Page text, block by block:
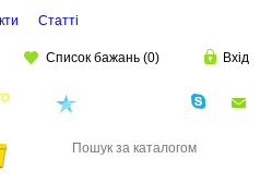
Статті
Список бажань (0) Вхід